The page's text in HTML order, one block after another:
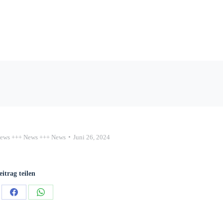
+++ News +++ News Juni 26, 2024
teilen